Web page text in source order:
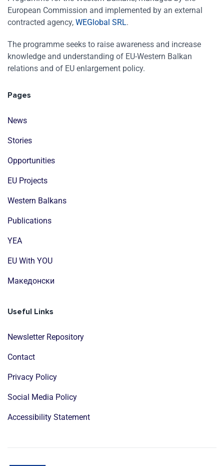
European Commission and implemented by an external
contracted agency, WEGlobal SRL.
The programme seeks to raise awareness and increase
knowledge and understanding of EU-Western Balkan
relations and of EU enlargement policy.
Pages
News
Stories
Opportunities
EU Projects
Western Balkans
Publications
YEA
EU With YOU
Mакедонски
Useful Links
Newsletter Repository
Contact
Privacy Policy
Social Media Policy
Accessibility Statement